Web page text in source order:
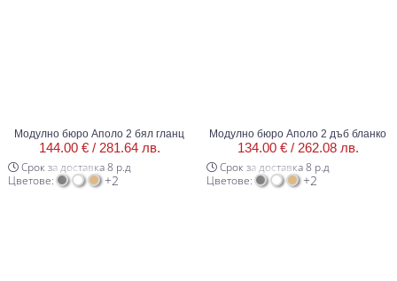
Модулно бюро Аполо 2 бял гланц
144.00 € / 281.64 лв.
Срок за доставка 8 р.д
Цветове:
+2
Модулно бюро Аполо 2 дъб бланко
134.00 € / 262.08 лв.
Срок за доставка 8 р.д
Цветове:
+2